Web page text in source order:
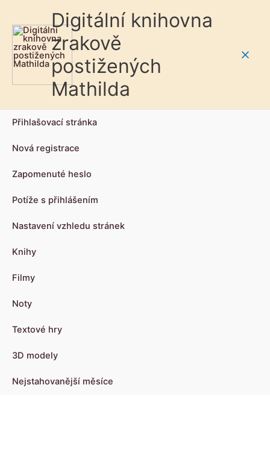
Digitální knihovna
zrakově
postižených
Mathilda
Přihlašovací stránka
Nová registrace
Zapomenuté heslo
Potíže s přihlášením
Nastavení vzhledu stránek
Knihy
Filmy
Noty
Textové hry
3D modely
Nejstahovanější měsíce